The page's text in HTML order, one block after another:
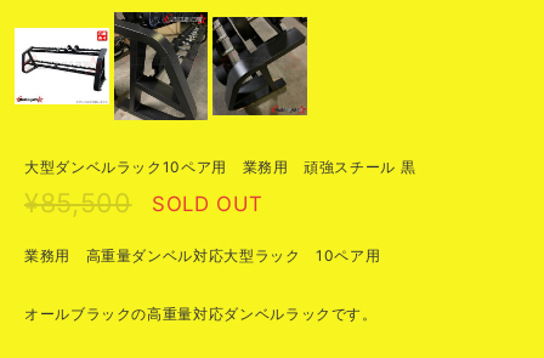
大型ダンベルラック10ペア用 業務用 頑強スチール 黒
¥85,500 SOLD OUT
業務用 高重量ダンベル対応大型ラック 10ペア用
オールブラックの高重量対応ダンベルラックです。